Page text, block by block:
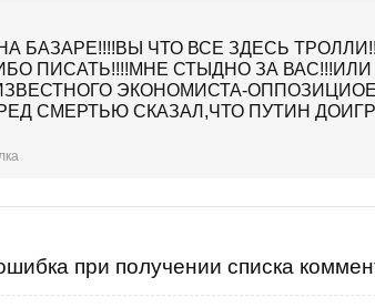
БАЗАРЕ!!!!ВЫ ЧТО ВСЕ ЗДЕСЬ
ПИСАТЬ!!!!МНЕ СТЫДНО ЗА
ЭКОНОМИСТА-
СМЕРТЬЮ СКАЗАЛ,ЧТО ПУТИН
при получении списка